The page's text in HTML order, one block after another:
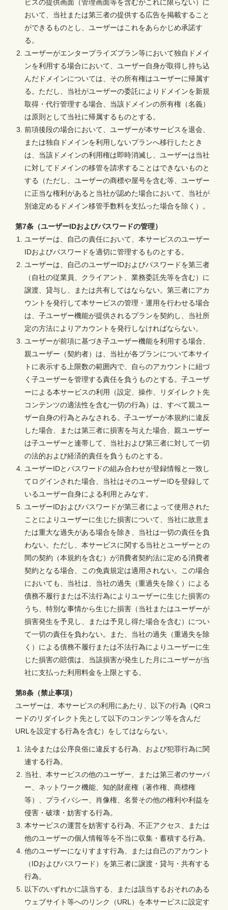
ビスの提供画面（管理画面等を含むがこれに限らない）に
おいて、当社または第三者の提供する広告を掲載すること
ができるものとし、ユーザーはこれをあらかじめ承諾す
る。
ユーザーがエンタープライズプラン等において独自ドメイ
ンを利用する場合において、ユーザー自身が取得し持ち込
んだドメインについては、その所有権はユーザーに帰属す
る。ただし、当社がユーザーの委託によりドメインを新規
取得・代行管理する場合、当該ドメインの所有権（名義）
は原則として当社に帰属するものとする。
前項後段の場合において、ユーザーが本サービスを退会、
または独自ドメインを利用しないプランへ移行したとき
は、当該ドメインの利用権は即時消滅し、ユーザーは当社
に対してドメインの移管を請求することはできないものと
する（ただし、ユーザーの商標や屋号を含む等、ユーザー
に正当な権利があると当社が認めた場合において、当社が
別途定めるドメイン移管手数料を支払った場合を除く）。
第7条（ユーザーIDおよびパスワードの管理）
ユーザーは、自己の責任において、本サービスのユーザー
IDおよびパスワードを適切に管理するものとする。
ユーザーは、自己のユーザーIDおよびパスワードを第三者
（自社の従業員、クライアント、業務委託先等を含む）に
譲渡、貸与し、または共有してはならない。第三者にアカ
ウントを発行して本サービスの管理・運用を行わせる場合
は、子ユーザー機能が提供されるプランを契約し、当社所
定の方法によりアカウントを発行しなければならない。
ユーザーが前項に基づき子ユーザー機能を利用する場合、
親ユーザー（契約者）は、当社が各プランについて本サイ
トに表示する上限数の範囲内で、自らのアカウントに紐づ
く子ユーザーを管理する責任を負うものとする。子ユーザ
ーによる本サービスの利用（設定、操作、リダイレクト先
コンテンツの適法性を含む一切の行為）は、すべて親ユー
ザー自身の行為とみなされる。子ユーザーが本規約に違反
した場合、または第三者に損害を与えた場合、親ユーザー
は子ユーザーと連帯して、当社および第三者に対して一切
の法的および経済的責任を負うものとする。
ユーザーIDとパスワードの組み合わせが登録情報と一致し
てログインされた場合、当社はそのユーザーIDを登録して
いるユーザー自身による利用とみなす。
ユーザーIDおよびパスワードが第三者によって使用された
ことによりユーザーに生じた損害について、当社に故意ま
たは重大な過失がある場合を除き、当社は一切の責任を負
わない。ただし、本サービスに関する当社とユーザーとの
間の契約（本規約を含む）が消費者契約法に定める消費者
契約となる場合、この免責規定は適用されない。この場合
においても、当社は、当社の過失（重過失を除く）による
債務不履行または不法行為によりユーザーに生じた損害の
うち、特別な事情から生じた損害（当社またはユーザーが
損害発生を予見し、または予見し得た場合を含む）につい
て一切の責任を負わない。また、当社の過失（重過失を除
く）による債務不履行または不法行為によりユーザーに生
じた損害の賠償は、当該損害が発生した月にユーザーが当
社に支払った利用料金を上限とする。
第8条（禁止事項）
ユーザーは、本サービスの利用にあたり、以下の行為（QRコ
ードのリダイレクト先として以下のコンテンツ等を含んだ
URLを設定する行為を含む）をしてはならない。
法令または公序良俗に違反する行為、および犯罪行為に関
連する行為。
当社、本サービスの他のユーザー、または第三者のサーバ
ー、ネットワーク機能、知的財産権（著作権、商標権
等）、プライバシー、肖像権、名誉その他の権利や利益を
侵害・破壊・妨害する行為。
本サービスの運営を妨害する行為、不正アクセス、または
他のユーザーの個人情報等を不当に収集・蓄積する行為。
他のユーザーになりすます行為、または自己のアカウント
（IDおよびパスワード）を第三者に譲渡・貸与・共有する
行為。
以下のいずれかに該当する、または該当するおそれのある
ウェブサイト等へのリンク（URL）を本サービスに設定す